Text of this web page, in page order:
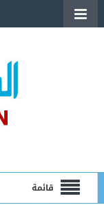
قائمة